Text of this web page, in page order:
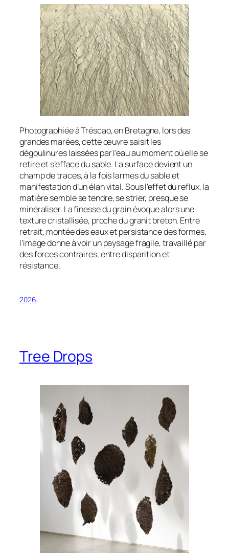
Photographiée à Tréscao, en Bretagne, lors des
grandes marées, cette œuvre saisit les
dégoulinures laissées par l’eau au moment où elle se
retire et s’efface du sable. La surface devient un
champ de traces, à la fois larmes du sable et
manifestation d’un élan vital. Sous l’effet du reflux, la
matière semble se tendre, se strier, presque se
minéraliser. La finesse du grain évoque alors une
texture cristallisée, proche du granit breton. Entre
retrait, montée des eaux et persistance des formes,
l’image donne à voir un paysage fragile, travaillé par
des forces contraires, entre disparition et
résistance.
2026
Tree Drops